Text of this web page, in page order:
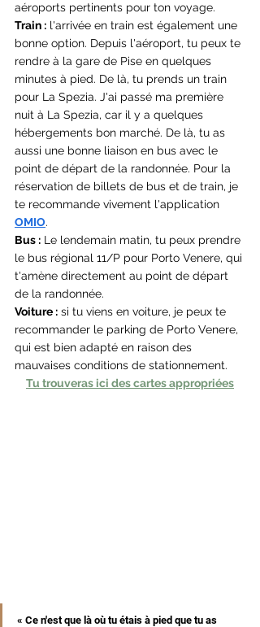
aéroports pertinents pour ton voyage.
Train : l'arrivée en train est également une
bonne option. Depuis l'aéroport, tu peux te
rendre à la gare de Pise en quelques
minutes à pied. De là, tu prends un train
pour La Spezia. J'ai passé ma première
nuit à La Spezia, car il y a quelques
hébergements bon marché. De là, tu as
aussi une bonne liaison en bus avec le
point de départ de la randonnée. Pour la
réservation de billets de bus et de train, je
te recommande vivement l'application
OMIO.
Bus : Le lendemain matin, tu peux prendre
le bus régional 11/P pour Porto Venere, qui
t'amène directement au point de départ
de la randonnée.
Voiture : si tu viens en voiture, je peux te
recommander le parking de Porto Venere,
qui est bien adapté en raison des
mauvaises conditions de stationnement.
Tu trouveras ici des cartes appropriées
« Ce n'est que là où tu étais à pied que tu as